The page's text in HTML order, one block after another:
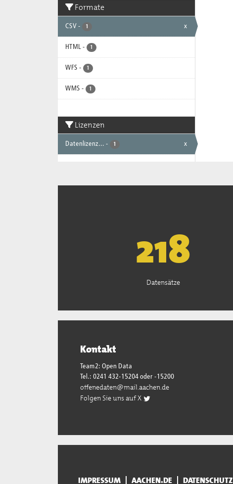
Formate
CSV - 1 x
HTML - 1
WFS - 1
WMS - 1
Lizenzen
Datenlizenz... - 1 x
221
Datensätze
Kontakt
Team2: Open Data
Tel.: 0241 432-15204 oder -15200
offenedaten@mail.aachen.de
Folgen Sie uns auf X
IMPRESSUM AACHEN.DE DATENSCHUTZ